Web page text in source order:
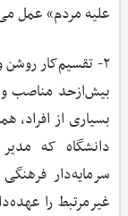
علیه مردم» عمل
۲- تقسیم‌کار
بیش‌ازحد مناصب و
بسیاری از افراد،
دانشگاه که
سرمایه‌دار
غیرمرتبط را